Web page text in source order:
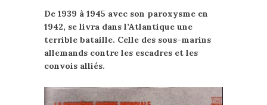
De 1939 à 1945 avec son paroxysme en
1942, se livra dans l’Atlantique une
terrible bataille. Celle des sous-marins
allemands contre les escadres et les
convois alliés.